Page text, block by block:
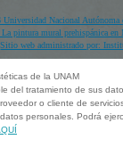
Nacional Autónoma
La pintura mural prehispánica
Sitio web administrado por:
de la UNAM
del tratamiento de sus
o cliente de
personales. Podrá